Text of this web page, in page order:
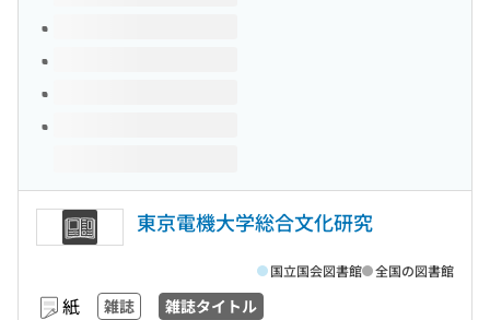
東京電機大学総合文化研究
紙 雑誌 雑誌タイトル
国立国会図書館 全国の図書館